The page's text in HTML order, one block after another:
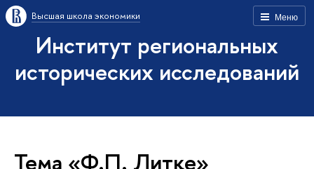
Меню
Высшая школа экономики
Институт региональных
исторических исследований
Тема «Ф.П. Литке»